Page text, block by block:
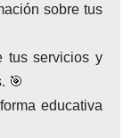
sobre tus
tus servicios y
🎯
educativa